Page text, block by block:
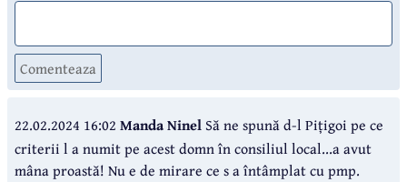
Comenteaza
22.02.2024 16:02 Manda NinelSă ne spună d-l Pițigoi pe ce
criterii l a numit pe acest domn în consiliul local...a avut
mâna proastă! Nu e de mirare ce s a întâmplat cu pmp.